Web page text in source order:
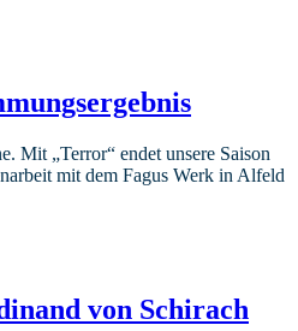
Mit „Terror“ endet unsere Saison
mit dem Fagus Werk in Alfeld
von Schirach